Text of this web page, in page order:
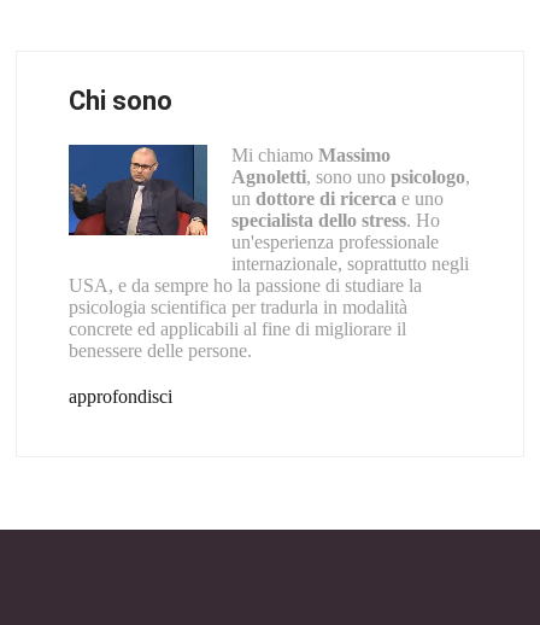
Chi sono
Mi chiamo Massimo
Agnoletti, sono uno psicologo,
un dottore di ricerca e uno
specialista dello stress. Ho
un'esperienza professionale
internazionale, soprattutto negli
USA, e da sempre ho la passione di studiare la
psicologia scientifica per tradurla in modalità
concrete ed applicabili al fine di migliorare il
benessere delle persone.
approfondisci